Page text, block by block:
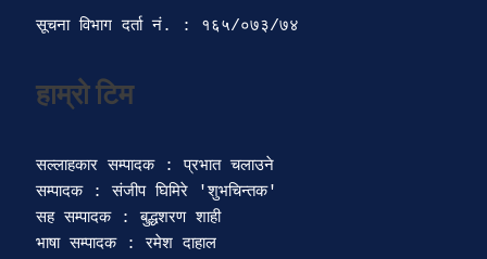
सूचना विभाग दर्ता‍ नं. : १६५/०७३/७४
हाम्रो टिम
सल्लाहकार सम्पादक : प्रभात चलाउने
सम्पादक : संजीप घिमिरे 'शुभचिन्तक'
सह सम्पादक : बुद्धशरण शाही
भाषा सम्पादक : रमेश दाहाल